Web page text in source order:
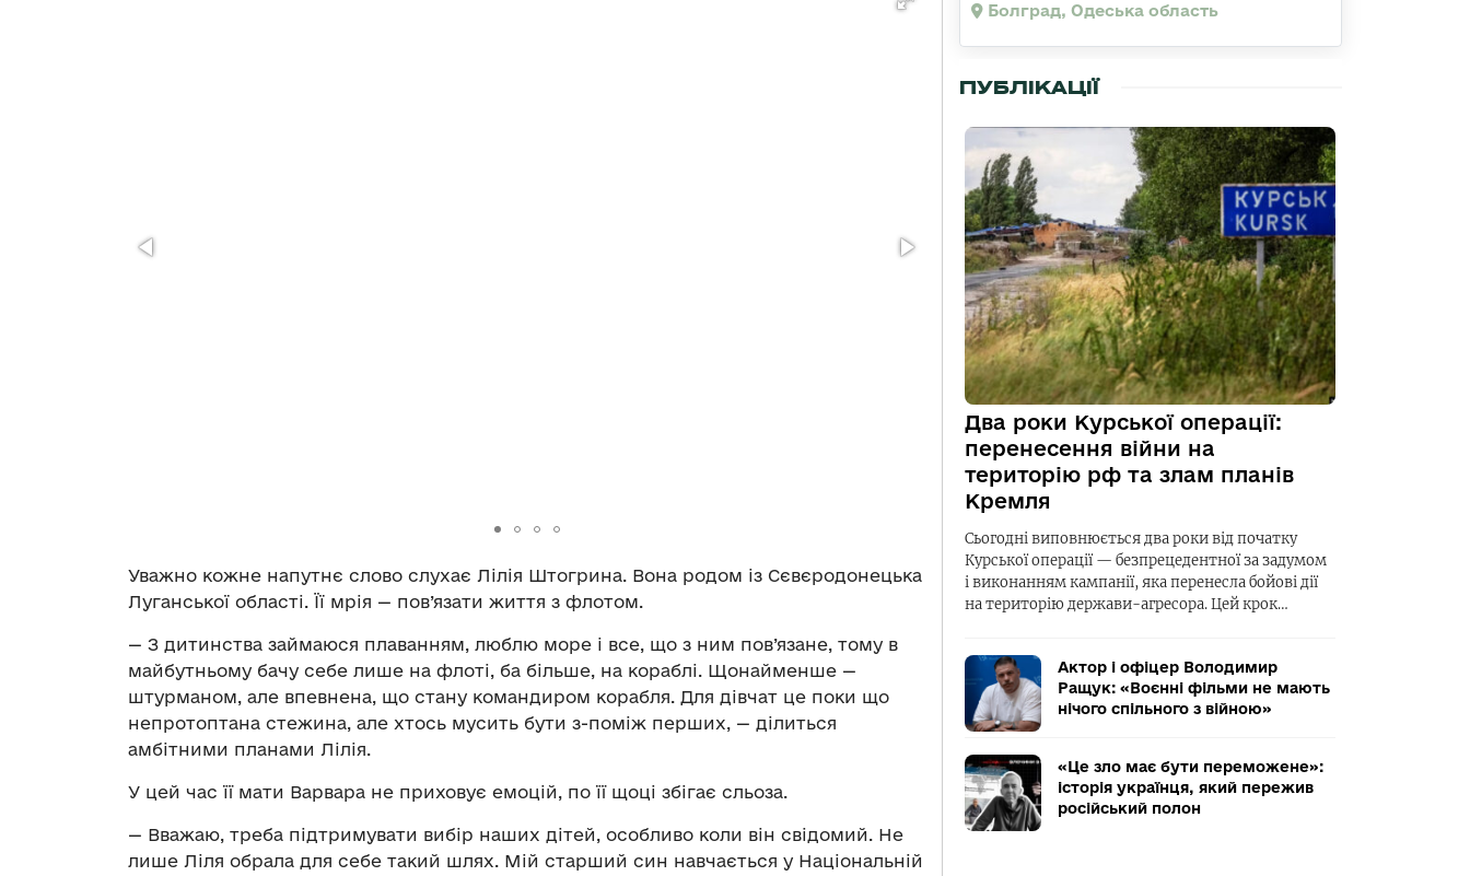
Уважно кожне напутнє слово слухає Лілія Штогрина. Вона родом із Сєвєродонецька
Луганської області. Її мрія — пов’язати життя з флотом.
— З дитинства займаюся плаванням, люблю море і все, що з ним пов’язане, тому в
майбутньому бачу себе лише на флоті, ба більше, на кораблі. Щонайменше —
штурманом, але впевнена, що стану командиром корабля. Для дівчат це поки що
непротоптана стежина, але хтось мусить бути з-поміж перших, — ділиться
амбітними планами Лілія.
У цей час її мати Варвара не приховує емоцій, по її щоці збігає сльоза.
— Вважаю, треба підтримувати вибір наших дітей, особливо коли він свідомий. Не
лише Ліля обрала для себе такий шлях. Мій старший син навчається у Національній
Болград, Одеська область
ПУБЛІКАЦІЇ
Два роки Курської операції:
перенесення війни на
територію рф та злам планів
Кремля
Сьогодні виповнюється два роки від початку
Курської операції — безпрецедентної за задумом
і виконанням кампанії, яка перенесла бойові дії
на територію держави-агресора. Цей крок…
Актор і офіцер Володимир
Ращук: «Воєнні фільми не мають
нічого спільного з війною»
«Це зло має бути переможене»:
історія українця, який пережив
російський полон